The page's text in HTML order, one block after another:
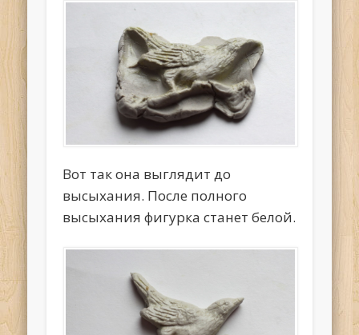
Вот так она выглядит до
высыхания. После полного
высыхания фигурка станет белой.